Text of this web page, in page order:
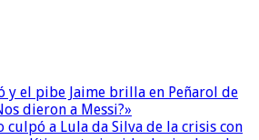
y el pibe Jaime brilla en Peñarol de
dieron a Messi?»
culpó a Lula da Silva de la crisis con